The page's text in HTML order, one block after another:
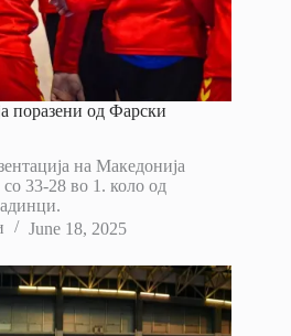
поразени од Фарски
на Македонија
33-28 во 1. коло од
June 18, 2025